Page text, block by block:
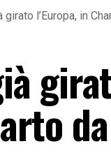
girato l’Europa, in